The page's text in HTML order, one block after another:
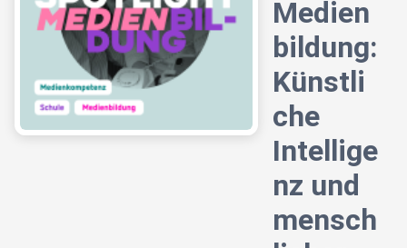
Medien
bildung:
Künstli
che
Intellige
nz und
mensch